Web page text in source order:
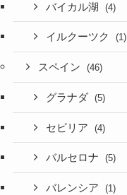
バイカル湖 (4)
イルクーツク (1)
スペイン (46)
グラナダ (5)
セビリア (4)
バルセロナ (5)
バレンシア (1)